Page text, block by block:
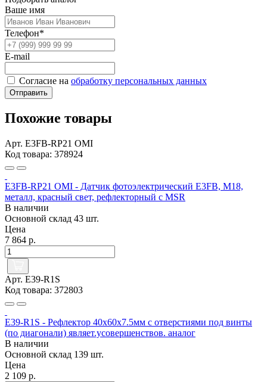
Ваше имя
Телефон*
E-mail
Согласие на обработку персональных данных
Отправить
Похожие товары
Арт. E3FB-RP21 OMI
Код товара: 378924
E3FB-RP21 OMI - Датчик фотоэлектрический E3FB, M18,
металл, красный свет, рефлекторный с MSR
В наличии
Основной склад 43 шт.
Цена
7 864 р.
Арт. E39-R1S
Код товара: 372803
E39-R1S - Рефлектор 40x60x7.5мм с отверстиями под винты
(по диагонали) являет.усовершенствов. аналог
В наличии
Основной склад 139 шт.
Цена
2 109 р.